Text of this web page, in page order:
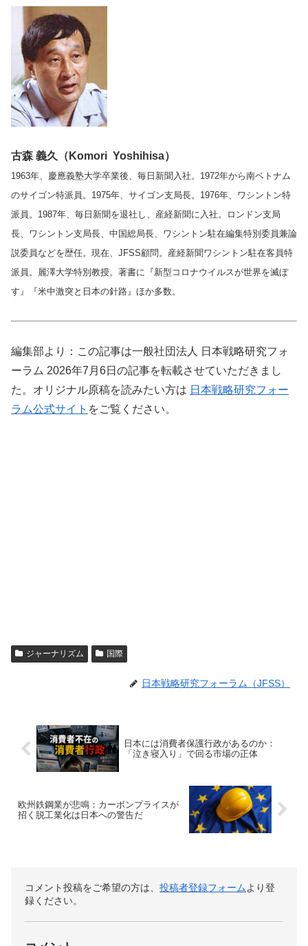
古森 義久（Komori Yoshihisa）
1963年、慶應義塾大学卒業後、毎日新聞入社。1972年から南ベトナム
のサイゴン特派員。1975年、サイゴン支局長。1976年、ワシントン特
派員。1987年、毎日新聞を退社し、産経新聞に入社。ロンドン支局
長、ワシントン支局長、中国総局長、ワシントン駐在編集特別委員兼論
説委員などを歴任。現在、JFSS顧問。産経新聞ワシントン駐在客員特
派員。麗澤大学特別教授。著書に『新型コロナウイルスが世界を滅ぼ
す』『米中激突と日本の針路』ほか多数。
編集部より：この記事は一般社団法人 日本戦略研究フォ
ーラム 2026年7月6日の記事を転載させていただきまし
た。オリジナル原稿を読みたい方は 日本戦略研究フォー
ラム公式サイト をご覧ください。
ジャーナリズム 国際
日本戦略研究フォーラム（JFSS）
日本には消費者保護行政があるのか：
「泣き寝入り」で回る市場の正体
欧州鉄鋼業が悲鳴：カーボンプライスが
招く脱工業化は日本への警告だ
コメント投稿をご希望の方は、 投稿者登録フォーム より登
録ください。